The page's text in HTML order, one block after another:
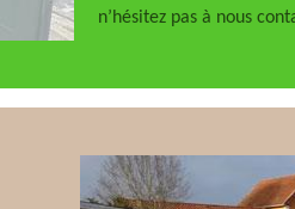
n’hésitez pas à nous